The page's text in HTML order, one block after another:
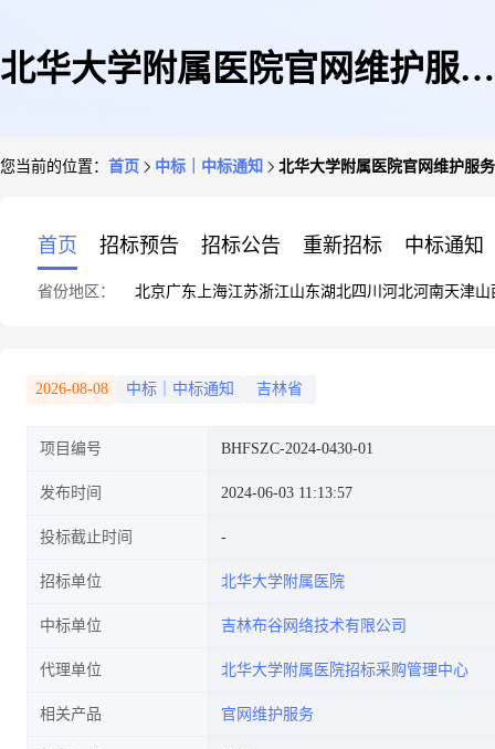
北华大学附属医院官网维护服务
您当前的位置： 首页 中标｜中标通知 北华大学附属医院官网维护服
首页 招标预告 招标公告 重新招标 中标通知
省份地区： 北京广东 上海江苏浙江山东湖北四川 河北河南天津山
2026-08-08 中标｜中标通知 吉林省
项目编号 BHFSZC-2024-0430-01
发布时间 2024-06-03 11:13:57
投标截止时间
招标单位 北华大学附属医院
中标单位 吉林布谷网络技术有限公司
代理单位 北华大学附属医院招标采购管理中心
相关产品 官网维护服务